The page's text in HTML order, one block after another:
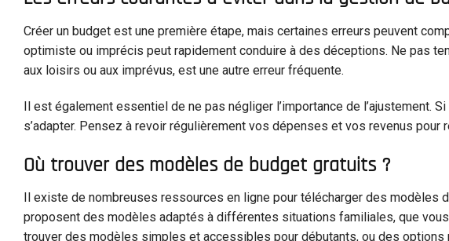
Créer un budget est une première étape, mais certaines erreurs peuvent
optimiste ou imprécis peut rapidement conduire à des déceptions. Ne pas
aux loisirs ou aux imprévus, est une autre erreur fréquente.
Il est également essentiel de ne pas négliger l’importance de l’ajustement.
s’adapter. Pensez à revoir régulièrement vos dépenses et vos revenus pour
Où trouver des modèles de budget gratuits ?
Il existe de nombreuses ressources en ligne pour télécharger des
proposent des modèles adaptés à différentes situations familiales, que
trouver des modèles simples et accessibles pour débutants, ou des